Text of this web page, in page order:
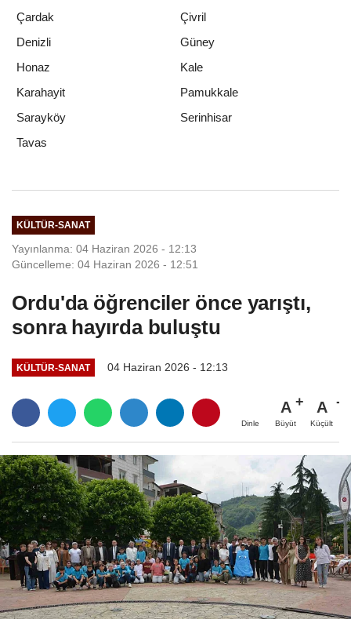
Çardak
Çivril
Denizli
Güney
Honaz
Kale
Karahayit
Pamukkale
Sarayköy
Serinhisar
Tavas
KÜLTÜR-SANAT
Yayınlanma: 04 Haziran 2026 - 12:13
Güncelleme: 04 Haziran 2026 - 12:51
Ordu'da öğrenciler önce yarıştı,
sonra hayırda buluştu
KÜLTÜR-SANAT 04 Haziran 2026 - 12:13
Dinle
A
Büyüt
A
Küçült